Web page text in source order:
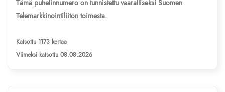
Tämä puhelinnumero on tunnistettu vaaralliseksi Suomen
Telemarkkinointiliiton toimesta.
Katsottu 1173 kertaa
Viimeksi katsottu 08.08.2026